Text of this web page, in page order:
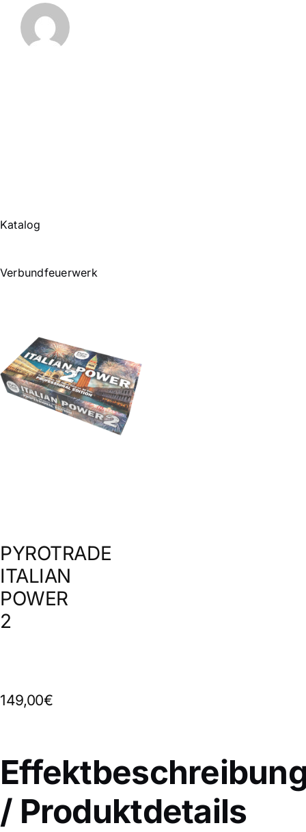
Katalog
Verbundfeuerwerk
PYROTRADE
ITALIAN
POWER
2
149,00€
/ Produktdetails